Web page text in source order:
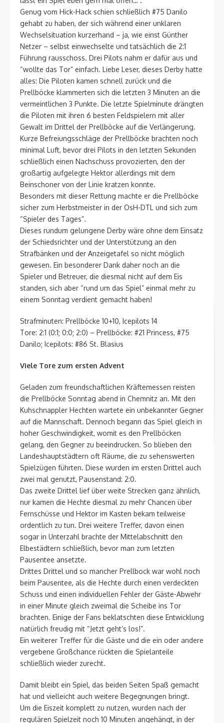
Genug vom Hick-Hack schien schließlich #75 Danilo
gehabt zu haben, der sich während einer unklaren
Wechselsituation kurzerhand – ja, wie einst Günther
Netzer – selbst einwechselte und tatsächlich die 2:1
Führung rausschoss. Drei Pilots nahm er dafür aus und
“wollte das Tor” einfach. Liebe Leser, dieses Derby hatte
alles: Die Piloten kamen schnell zurück und die
Prellböcke klammerten sich die letzten 3 Minuten an die
vermeintlichen 3 Punkte. Die letzte Spielminute drängten
die Piloten mit ihren 6 besten Feldspielern mit aller
Gewalt im Drittel der Prellböcke auf die Verlängerung.
Kurze Befreiungsschläge der Prellböcke brachten noch
minimal Luft, bevor drei Pilots in den letzten Sekunden
schließlich einen Nachschuss provozierten, den der
großartig aufgelegte Hektor allerdings mit dem
Beinschoner von der Linie kratzen konnte.
Besonders mit dieser Rettung machte er die Prellböcke
sicher zum Herbstmeister in der OsH-DTL und sich zum
“Spieler des Tages”.
Dieses rundum gelungene Derby wäre ohne dem Einsatz
der Schiedsrichter und der Unterstützung an den
Strafbänken und der Anzeigetafel so nicht möglich
gewesen. Ein besonderer Dank daher noch an die
Spieler und Betreuer, die diesmal nicht auf dem Eis
standen, sich aber “rund um das Spiel” einmal mehr zu
einem Sonntag verdient gemacht haben!
Strafminuten: Prellböcke 10+10, Icepilots 14
Tore: 2:1 (0:1; 0:0; 2:0) – Prellböcke: #21 Princess, #75
Danilo; Icepilots: #86 St. Blasius
Viele Tore zum ersten Advent
Geladen zum freundschaftlichen Kräftemessen reisten
die Prellböcke Sonntag abend in Chemnitz an. Mit den
Kuhschnappler Hechten wartete ein unbekannter Gegner
auf die Mannschaft. Dennoch begann das Spiel gleich in
hoher Geschwindigkeit, womit es den Prellböcken
gelang, den Gegner zu beeindrucken. So blieben den
Landeshauptstädtern oft Räume, die zu sehenswerten
Spielzügen führten. Diese wurden im ersten Drittel auch
zwei mal genutzt, Pausenstand: 2:0.
Das zweite Drittel lief über weite Strecken ganz ähnlich,
nur kamen die Hechte diesmal zu mehr Chancen über
Fernschüsse und Hektor im Kasten bekam teilweise
ordentlich zu tun. Drei weitere Treffer, davon einen
sogar in Unterzahl brachte der Mittelabschnitt den
Elbestädtern schließlich, bevor man zum letzten
Pausentee ansetzte.
Drittes Drittel und so mancher Prellbock war wohl noch
beim Pausentee, als die Hechte durch einen verdeckten
Schuss und einen individuellen Fehler der Gäste-Abwehr
in einer Minute gleich zweimal die Scheibe ins Tor
brachten. Einige der Fans beklatschten diese Entwicklung
natürlich freudig mit “Jetzt geht’s los!”.
Ein weiterer Treffer für die Gäste und die ein oder andere
vergebene Großchance rückten die Spielanteile
schließlich wieder zurecht.
Damit bleibt ein Spiel, das beiden Seiten Spaß gemacht
hat und vielleicht auch weitere Begegnungen bringt.
Um die Eiszeit komplett zu nutzen, wurden nach der
regulären Spielzeit noch 10 Minuten angehängt, in der